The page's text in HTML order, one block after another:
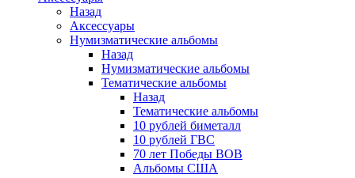
Назад
Аксессуары
Нумизматические альбомы
Назад
Нумизматические альбомы
Тематические альбомы
Назад
Тематические альбомы
10 рублей биметалл
10 рублей ГВС
70 лет Победы ВОВ
Альбомы США